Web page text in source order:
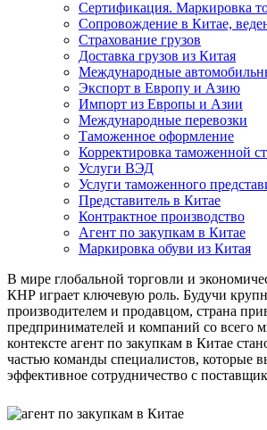
Сертификация. Маркировка
Сопровождение в Китае,
Страхование грузов
Доставка грузов из Китая
Международные
Экспорт в Европу и Азию
Импорт из Европы и Азии
Международные перевозки
Таможенное оформление
Корректировка таможенной
Услуги ВЭД
Услуги таможенного
Представитель в Китае
Контрактное производство
Агент по закупкам в Китае
Маркировка обуви из Китая
В мире глобальной торговли и
КНР играет ключевую роль. Будучи
производителем и продавцом, страна
предпринимателей и компаний со всего
контексте агент по закупкам в Китае
частью команды специалистов, которые
эффективное сотрудничество с